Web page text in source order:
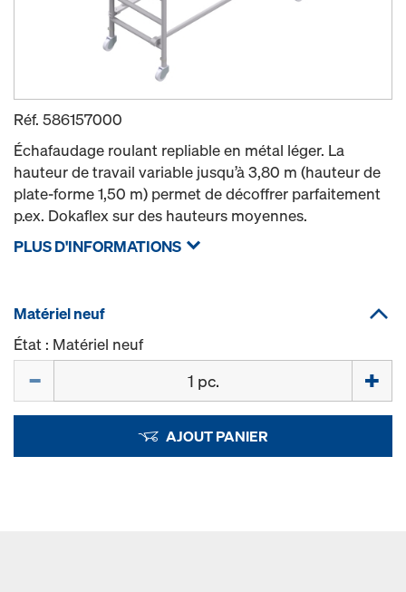
Réf. 586157000
Échafaudage roulant repliable en métal léger. La
hauteur de travail variable jusqu’à 3,80 m (hauteur de
plate-forme 1,50 m) permet de décoffrer parfaitement
p.ex. Dokaflex sur des hauteurs moyennes.
PLUS D'INFORMATIONS
Matériel neuf
État : Matériel neuf
AJOUT PANIER